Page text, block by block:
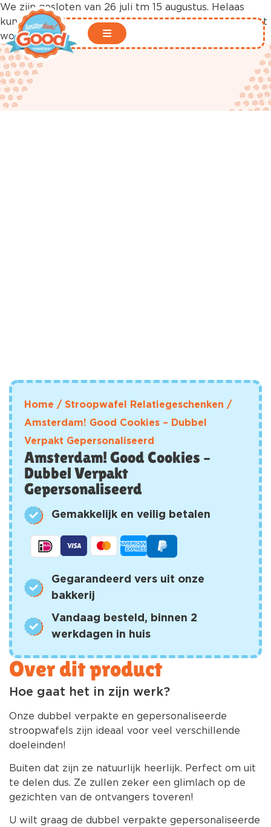
We zijn gesloten van 26 juli tm 15 augustus. Helaas
kunnen er in deze periode geen bestellingen geplaatst
worden in onze webshop
Over dit product
Hoe gaat het in zijn werk?
Onze dubbel verpakte en gepersonaliseerde
stroopwafels zijn ideaal voor veel verschillende
doeleinden!
Buiten dat zijn ze natuurlijk heerlijk. Perfect om uit
te delen dus. Ze zullen zeker een glimlach op de
gezichten van de ontvangers toveren!
U wilt graag de dubbel verpakte gepersonaliseerde
Home / Stroopwafel Relatiegeschenken /
Amsterdam! Good Cookies – Dubbel
Verpakt Gepersonaliseerd
Amsterdam! Good Cookies –
Dubbel Verpakt
Gepersonaliseerd
Gemakkelijk en veilig betalen
Gegarandeerd vers uit onze
bakkerij
Vandaag besteld, binnen 2
werkdagen in huis